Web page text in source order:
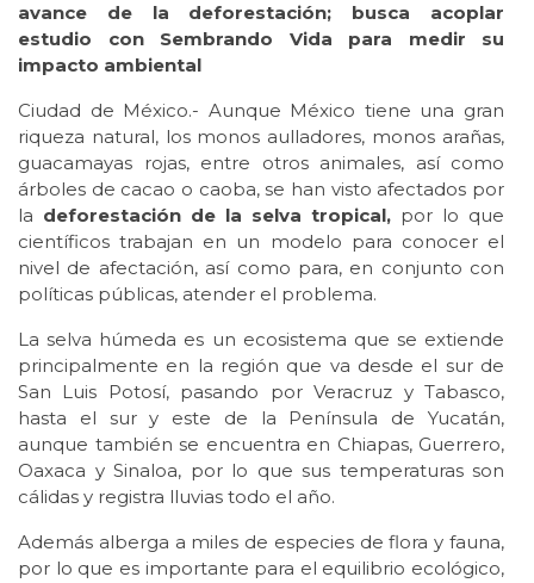
avance de la deforestación; busca acoplar
estudio con Sembrando Vida para medir su
impacto ambiental
Ciudad de México.- Aunque México tiene una gran
riqueza natural, los monos aulladores, monos arañas,
guacamayas rojas, entre otros animales, así como
árboles de cacao o caoba, se han visto afectados por
la deforestación de la selva tropical, por lo que
científicos trabajan en un modelo para conocer el
nivel de afectación, así como para, en conjunto con
políticas públicas, atender el problema.
La selva húmeda es un ecosistema que se extiende
principalmente en la región que va desde el sur de
San Luis Potosí, pasando por Veracruz y Tabasco,
hasta el sur y este de la Península de Yucatán,
aunque también se encuentra en Chiapas, Guerrero,
Oaxaca y Sinaloa, por lo que sus temperaturas son
cálidas y registra lluvias todo el año.
Además alberga a miles de especies de flora y fauna,
por lo que es importante para el equilibrio ecológico,